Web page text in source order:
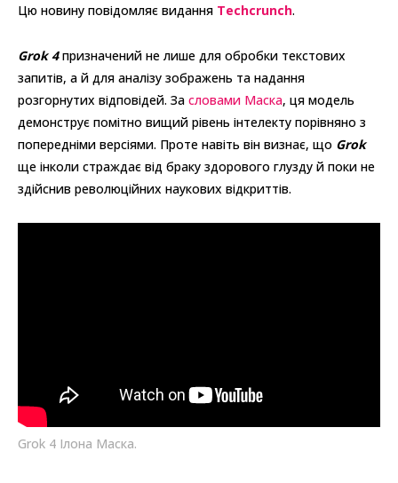
Цю новину повідомляє видання Techcrunch.
Grok 4призначений не лише для обробки текстових
запитів, а й для аналізу зображень та надання
розгорнутих відповідей. За словами Маска, ця модель
демонструє помітно вищий рівень інтелекту порівняно з
попередніми версіями. Проте навіть він визнає, що Grok
ще інколи страждає від браку здорового глузду й поки не
здійснив революційних наукових відкриттів.
Grok 4 Ілона Маска.